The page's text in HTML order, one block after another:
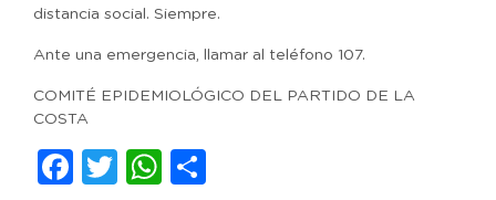
distancia social. Siempre.
Ante una emergencia, llamar al teléfono 107.
COMITÉ EPIDEMIOLÓGICO DEL PARTIDO DE LA
COSTA
Facebook
TwitterWhatsApp